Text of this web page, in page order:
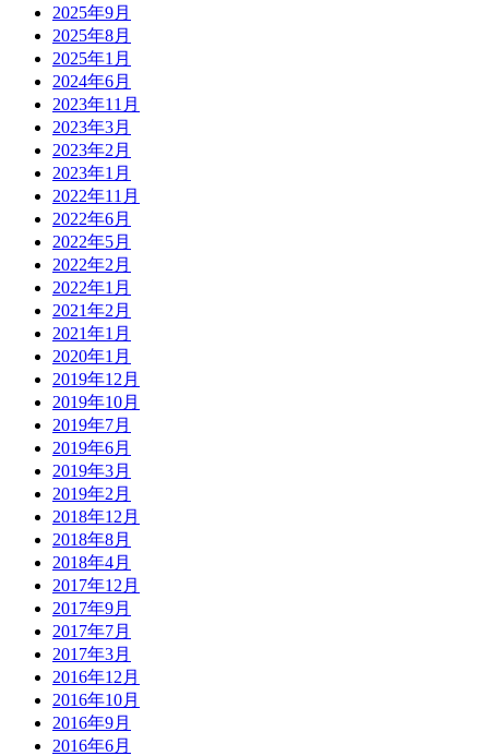
2025年9月
2025年8月
2025年1月
2024年6月
2023年11月
2023年3月
2023年2月
2023年1月
2022年11月
2022年6月
2022年5月
2022年2月
2022年1月
2021年2月
2021年1月
2020年1月
2019年12月
2019年10月
2019年7月
2019年6月
2019年3月
2019年2月
2018年12月
2018年8月
2018年4月
2017年12月
2017年9月
2017年7月
2017年3月
2016年12月
2016年10月
2016年9月
2016年6月